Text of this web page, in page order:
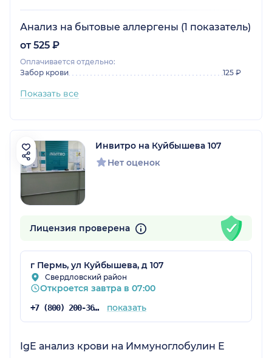
Анализ на бытовые аллергены (1 показатель)
от 525 ₽
Оплачивается отдельно:
Забор крови
125 ₽
Показать все
Инвитро на Куйбышева 107
Нет оценок
Лицензия проверена
г Пермь, ул Куйбышева, д 107
Свердловский район
Откроется завтра в 07:00
+7 (800) 200-36-30 показать
IgE анализ крови на Иммуноглобулин Е